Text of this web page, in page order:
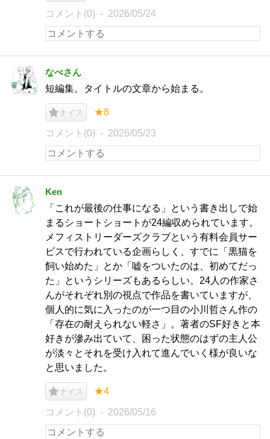
コメント(0) 2026/05/24
なべさん
短編集。タイトルの文章から始まる。
ナイス ★8
コメント(0) 2026/05/23
Ken
「これが最後の仕事になる」という書き出しで始
まるショートショートが24編収められています。
メフィストリーダーズクラブという有料会員サー
ビスで行われている企画らしく、すでに「黒猫を
飼い始めた」とか「嘘をついたのは、初めてだっ
た」というシリーズもあるらしい。24人の作家さ
んがそれぞれ別の視点で作品を書いていますが、
個人的に気に入ったのが一つ目の小川哲さん作の
「存在の耐えられない軽さ」。著者のSF好きと本
好きが滲み出ていて、困った状態のはずの主人公
が淡々とそれを受け入れて進んでいく様が良いな
と思いました。
ナイス ★4
コメント(0) 2026/05/16